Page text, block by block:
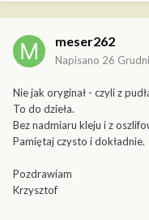
meser262
Napisano 26
Nie jak oryginał - czyli z
To do dzieła.
Bez nadmiaru kleju i z
Pamiętaj czysto i dokładnie.
Pozdrawiam
Krzysztof